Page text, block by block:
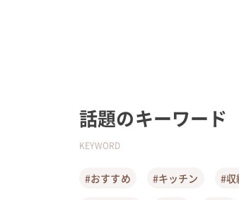
話題のキーワード
KEYWORD
#おすすめ #キッチン #収